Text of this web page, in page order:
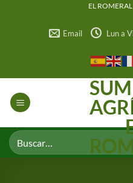
EL
Email Lun a
Buscar
por: